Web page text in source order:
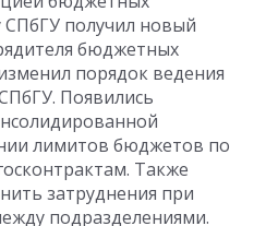
СПбГУ получил новый
бюджетных
порядок ведения
Появились
лимитов бюджетов по
Также
затруднения при
подразделениями.